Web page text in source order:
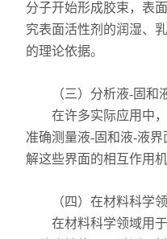
分子开始形成胶束，表
究表面活性剂的润湿、
的理论依据。
（三）分析液-固和液
在许多实际应用中，
准确测量液-固和液-液
解这些界面的相互作用机
（四）在材料科学领
在材料科学领域用于